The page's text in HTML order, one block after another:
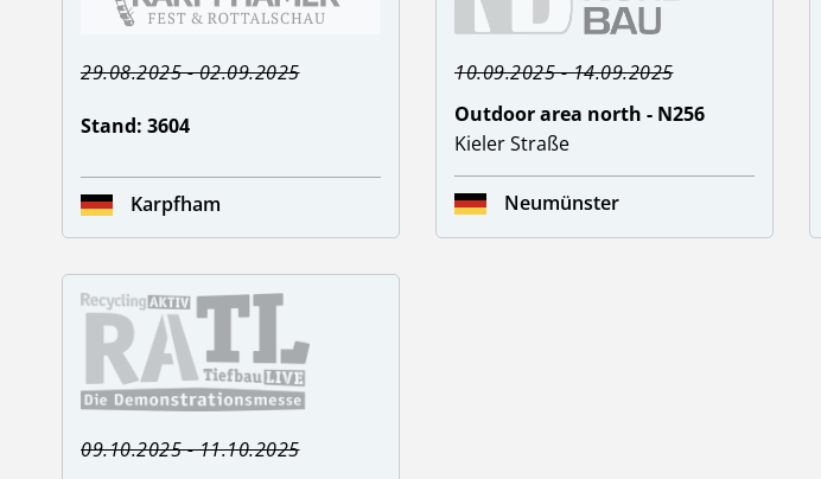
29.08.2025 - 02.09.2025
Stand: 3604
Karpfham
10.09.2025 - 14.09.2025
Outdoor area north - N256
Kieler Straße
Neumünster
09.10.2025 - 11.10.2025